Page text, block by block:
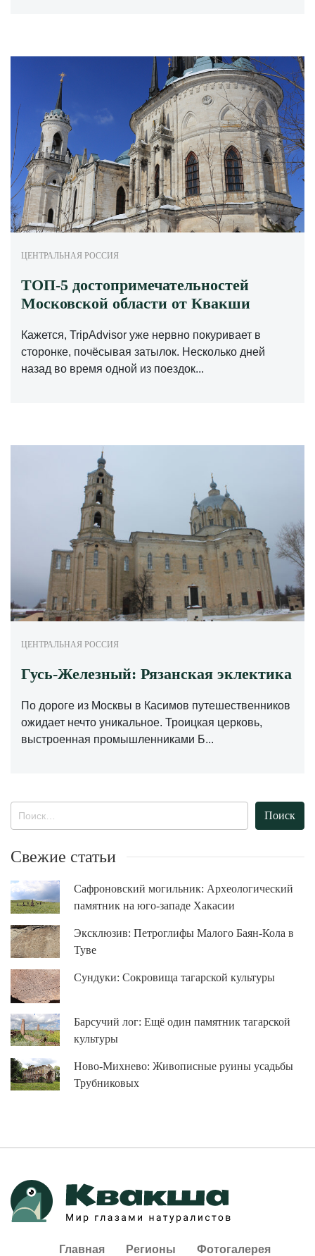
ЦЕНТРАЛЬНАЯ РОССИЯ
ТОП-5 достопримечательностей
Московской области от Квакши
Кажется, TripAdvisor уже нервно покуривает в
сторонке, почёсывая затылок. Несколько дней
назад во время одной из поездок...
ЦЕНТРАЛЬНАЯ РОССИЯ
Гусь-Железный: Рязанская эклектика
По дороге из Москвы в Касимов путешественников
ожидает нечто уникальное. Троицкая церковь,
выстроенная промышленниками Б...
Свежие статьи
Сафроновский могильник: Археологический
памятник на юго-западе Хакасии
Эксклюзив: Петроглифы Малого Баян-Кола в
Туве
Сундуки: Сокровища тагарской культуры
Барсучий лог: Ещё один памятник тагарской
культуры
Ново-Михнево: Живописные руины усадьбы
Трубниковых
Главная Регионы Фотогалерея